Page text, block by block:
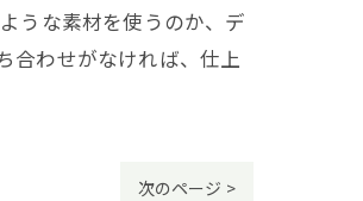
うな素材を使うのか、デ
合わせがなければ、仕上
次のページ >